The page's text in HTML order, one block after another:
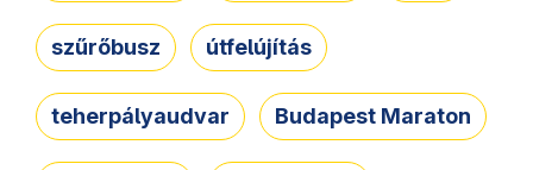
szűrőbusz útfelújítás
teherpályaudvar Budapest Maraton